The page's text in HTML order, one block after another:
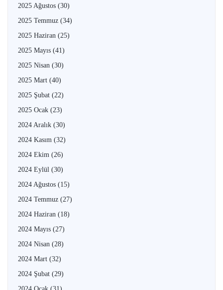
2025 Ağustos (30)
2025 Temmuz (34)
2025 Haziran (25)
2025 Mayıs (41)
2025 Nisan (30)
2025 Mart (40)
2025 Şubat (22)
2025 Ocak (23)
2024 Aralık (30)
2024 Kasım (32)
2024 Ekim (26)
2024 Eylül (30)
2024 Ağustos (15)
2024 Temmuz (27)
2024 Haziran (18)
2024 Mayıs (27)
2024 Nisan (28)
2024 Mart (32)
2024 Şubat (29)